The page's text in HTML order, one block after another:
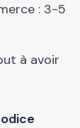
: 3-5
à avoir